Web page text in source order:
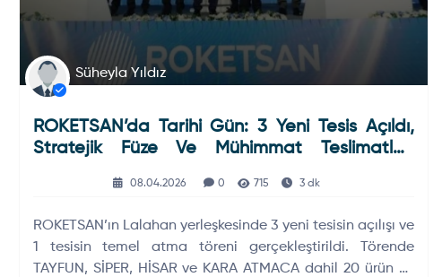
Süheyla Yıldız
ROKETSAN’da Tarihi Gün: 3 Yeni Tesis Açıldı,
Stratejik Füze Ve Mühimmat Teslimatları
08.04.2026 0 715 3 dk
ROKETSAN’ın Lalahan yerleşkesinde 3 yeni tesisin açılışı ve
1 tesisin temel atma töreni gerçekleştirildi. Törende
TAYFUN, SİPER, HİSAR ve KARA ATMACA dahil 20 ürün ve